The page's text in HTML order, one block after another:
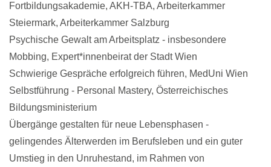
Fortbildungsakademie, AKH-TBA, Arbeiterkammer
Steiermark, Arbeiterkammer Salzburg
Psychische Gewalt am Arbeitsplatz - insbesondere
Mobbing, Expert*innenbeirat der Stadt Wien
Schwierige Gespräche erfolgreich führen, MedUni Wien
Selbstführung - Personal Mastery, Österreichisches
Bildungsministerium
Übergänge gestalten für neue Lebensphasen -
gelingendes Älterwerden im Berufsleben und ein guter
Umstieg in den Unruhestand, im Rahmen von